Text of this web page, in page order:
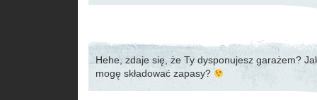
Hehe, zdaje się, że Ty dysponujesz garażem?
mogę składować zapasy?